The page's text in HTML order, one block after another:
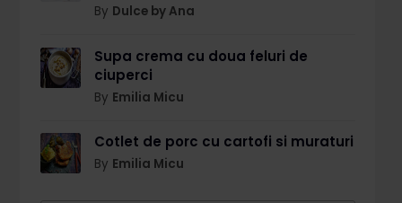
By Dulce by Ana
Supa crema cu doua feluri de
ciuperci
By Emilia Micu
Cotlet de porc cu cartofi si muraturi
By Emilia Micu